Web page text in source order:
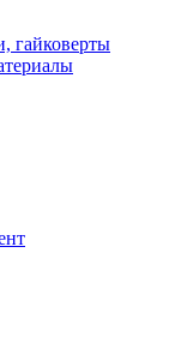
гайковерты